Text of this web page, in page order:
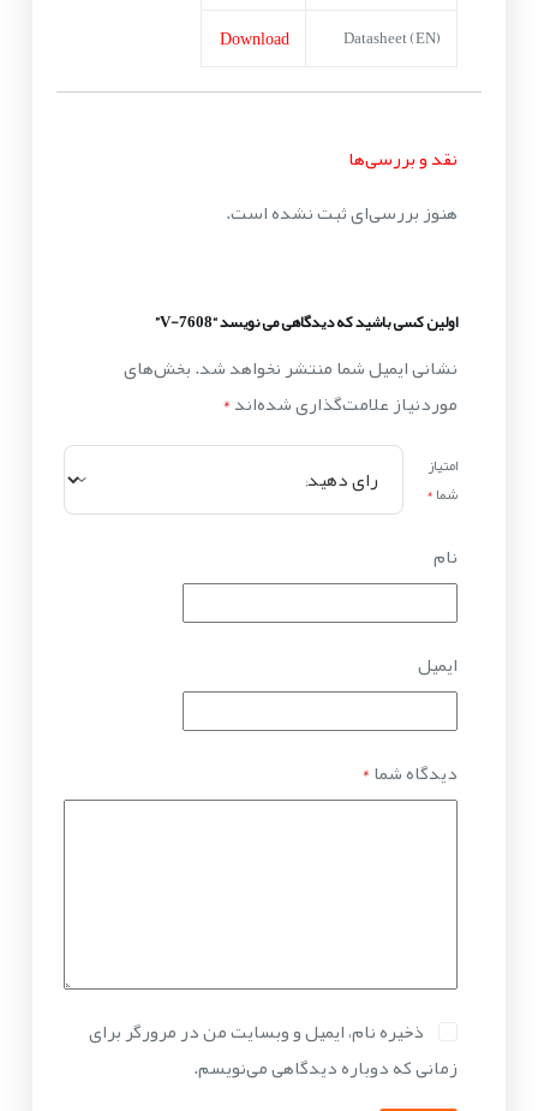
Datasheet (EN)
Download
نقد و بررسی‌ها
هنوز بررسی‌ای ثبت نشده است.
اولین کسی باشید که دیدگاهی می نویسد “V-7608”
نشانی ایمیل شما منتشر نخواهد شد.بخش‌های
موردنیاز علامت‌گذاری شده‌اند*
امتیاز
شما*
نام
ایمیل
دیدگاه شما*
ذخیره نام، ایمیل و وبسایت من در مرورگر برای
زمانی که دوباره دیدگاهی می‌نویسم.